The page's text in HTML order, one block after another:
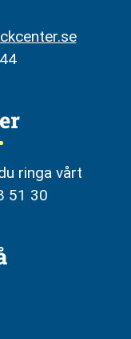
ringa vårt
51 30